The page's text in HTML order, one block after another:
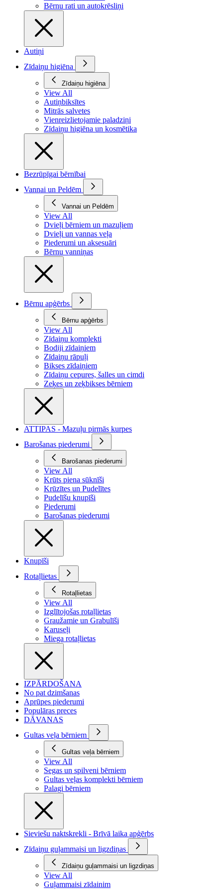
Bērnu rati un autokrēsliņi
Autiņi
Zīdaiņu higiēna
Zīdaiņu higiēna
View All
Autiņbiksītes
Mitrās salvetes
Vienreizlietojamie paladziņi
Zīdaiņu higiēna un kosmētika
Bezrūpīgai bērnībai
Vannai un Peldēm
Vannai un Peldēm
View All
Dvieļi bērniem un mazuļiem
Dvieļi un vannas veļa
Piederumi un aksesuāri
Bērnu vanniņas
Bērnu apģērbs
Bērnu apģērbs
View All
Zīdaiņu komplekti
Bodiji zīdaiņiem
Zīdaiņu rāpuļi
Bikses zīdaiņiem
Zīdaiņu cepures, šalles un cimdi
Zeķes un zeķbikses bērniem
ATTIPAS - Mazuļu pirmās kurpes
Barošanas piederumi
Barošanas piederumi
View All
Krūts piena sūknīši
Krūzītes un Pudelītes
Pudelīšu knupīši
Piederumi
Barošanas piederumi
Knupīši
Rotaļlietas
Rotaļlietas
View All
Izglītojošas rotaļlietas
Graužamie un Grabulīši
Karuseļi
Miega rotaļlietas
IZPĀRDOŠANA
No pat dzimšanas
Aprūpes piederumi
Populāras preces
DĀVANAS
Gultas veļa bērniem
Gultas veļa bērniem
View All
Segas un spilveni bērniem
Gultas veļas komplekti bērniem
Palagi bērniem
Sieviešu naktskrekli - Brīvā laika apģērbs
Zīdaiņu guļammaisi un ligzdiņas
Zīdaiņu guļammaisi un ligzdiņas
View All
Guļammaisi zīdainim